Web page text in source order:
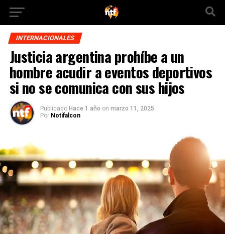
INTERNACIONALES
Justicia argentina prohíbe a un
hombre acudir a eventos deportivos
si no se comunica con sus hijos
Publicado Hace 1 año on marzo 11, 2025
Por Notifalcon